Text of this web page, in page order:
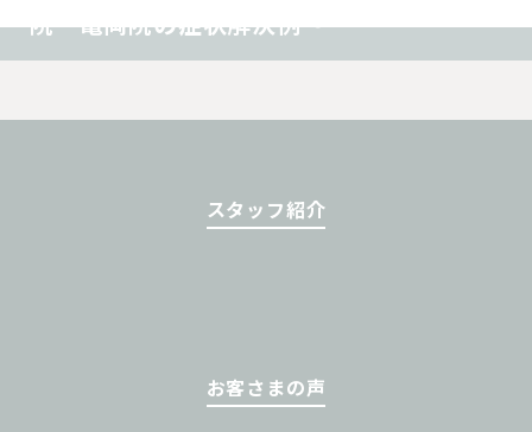
院 亀岡院の症状解決例〜
スタッフ紹介
お客さまの声